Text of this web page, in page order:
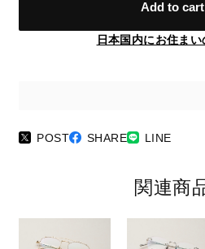
Add to cart
日本国内にお住ま
POST SHARE LINE
関連商